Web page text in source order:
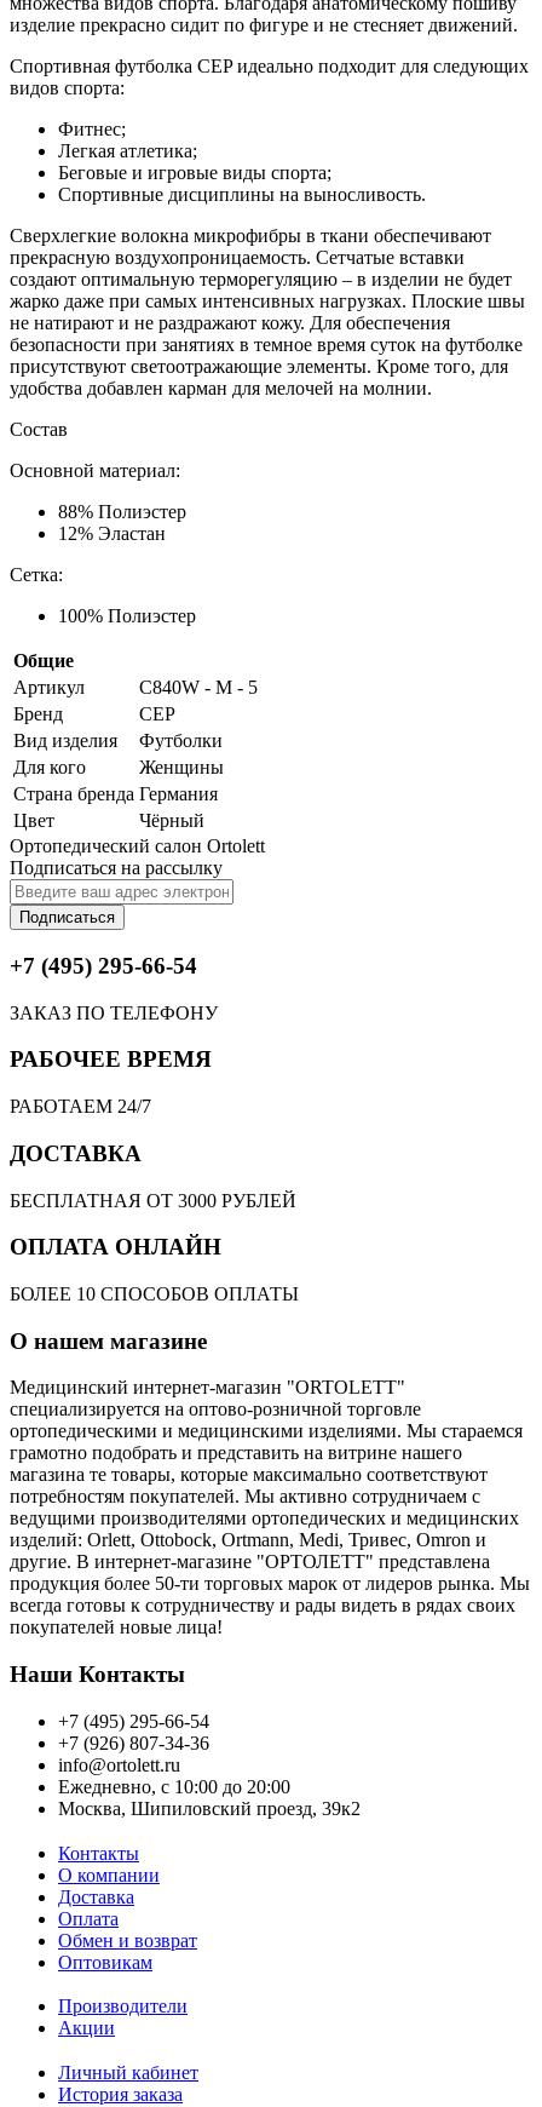
изделие прекрасно сидит по фигуре и не стесняет движений.
Спортивная футболка CEP идеально подходит для следующих
видов спорта:
Фитнес;
Легкая атлетика;
Беговые и игровые виды спорта;
Спортивные дисциплины на выносливость.
Сверхлегкие волокна микрофибры в ткани обеспечивают
прекрасную воздухопроницаемость. Сетчатые вставки
создают оптимальную терморегуляцию – в изделии не будет
жарко даже при самых интенсивных нагрузках. Плоские швы
не натирают и не раздражают кожу. Для обеспечения
безопасности при занятиях в темное время суток на футболке
присутствуют светоотражающие элементы. Кроме того, для
удобства добавлен карман для мелочей на молнии.
Состав
Основной материал:
88% Полиэстер
12% Эластан
Сетка:
100% Полиэстер
Общие
Артикул
C840W - M - 5
Бренд
CEP
Вид изделия
Футболки
Для кого
Женщины
Страна бренда Германия
Цвет
Чёрный
Ортопедический салон Ortolett
Подписаться на рассылку
Подписаться
+7 (495) 295-66-54
ЗАКАЗ ПО ТЕЛЕФОНУ
РАБОЧЕЕ ВРЕМЯ
РАБОТАЕМ 24/7
ДОСТАВКА
БЕСПЛАТНАЯ ОТ 3000 РУБЛЕЙ
ОПЛАТА ОНЛАЙН
БОЛЕЕ 10 СПОСОБОВ ОПЛАТЫ
О нашем магазине
Медицинский интернет-магазин "ORTOLETT"
специализируется на оптово-розничной торговле
ортопедическими и медицинскими изделиями. Мы стараемся
грамотно подобрать и представить на витрине нашего
магазина те товары, которые максимально соответствуют
потребностям покупателей. Мы активно сотрудничаем с
ведущими производителями ортопедических и медицинских
изделий: Orlett, Ottobock, Ortmann, Medi, Тривес, Omron и
другие. В интернет-магазине "ОРТОЛЕТТ" представлена
продукция более 50-ти торговых марок от лидеров рынка. Мы
всегда готовы к сотрудничеству и рады видеть в рядах своих
покупателей новые лица!
Наши Контакты
+7 (495) 295-66-54
+7 (926) 807-34-36
info@ortolett.ru
Ежедневно, с 10:00 до 20:00
Москва, Шипиловский проезд, 39к2
Контакты
О компании
Доставка
Оплата
Обмен и возврат
Оптовикам
Производители
Акции
Личный кабинет
История заказа